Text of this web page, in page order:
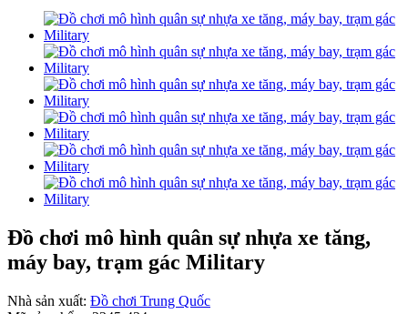
Đồ chơi mô hình quân sự nhựa xe tăng,
máy bay, trạm gác Military
Nhà sản xuất: Đồ chơi Trung Quốc